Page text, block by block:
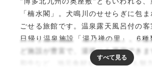
「楠水閣」。犬鳴川のせせらぎに包
ごせる旅館です。温泉露天風呂付の
日帰り温泉施設「湯乃禅の里」、6種
ど施設が豊富で、湯巡りを満喫できま
和牛など、地元食材を使った食事も魅